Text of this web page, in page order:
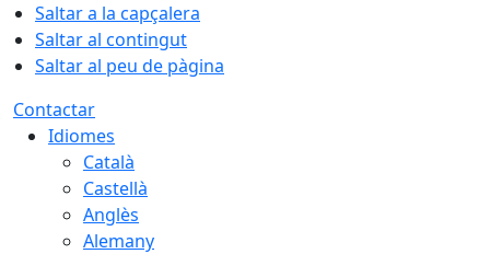
Saltar a la capçalera
Saltar al contingut
Saltar al peu de pàgina
Contactar
Idiomes
Català
Castellà
Anglès
Alemany